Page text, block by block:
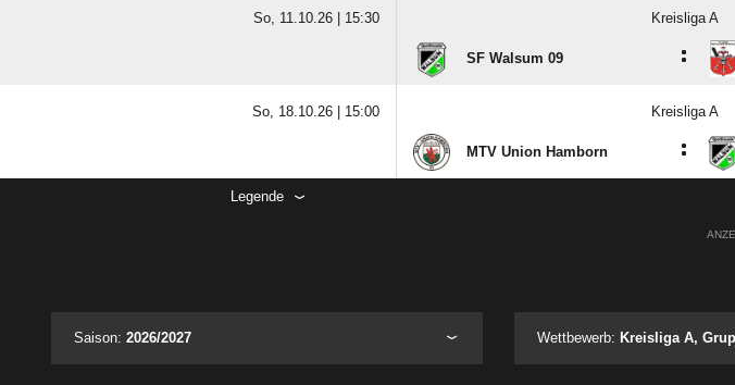
So, 11.10.26 | 15:30 Kreisliga A
SF Walsum 09 :
So, 18.10.26 | 15:00 Kreisliga A
MTV Union Hamborn :
Legende
Saison: 2026/2027 Wettbewerb: Kreisliga A,